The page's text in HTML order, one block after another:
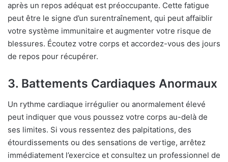
après un repos adéquat est préoccupante. Cette fatigue
peut être le signe d’un surentraînement, qui peut affaiblir
votre système immunitaire et augmenter votre risque de
blessures. Écoutez votre corps et accordez-vous des jours
de repos pour récupérer.
3. Battements Cardiaques Anormaux
Un rythme cardiaque irrégulier ou anormalement élevé
peut indiquer que vous poussez votre corps au-delà de
ses limites. Si vous ressentez des palpitations, des
étourdissements ou des sensations de vertige, arrêtez
immédiatement l’exercice et consultez un professionnel de